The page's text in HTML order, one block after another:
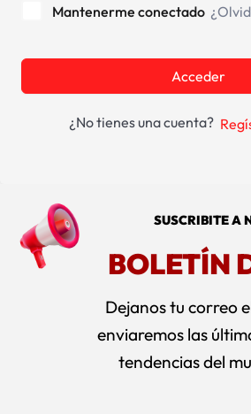
Alternative:
Mantenerme conectado
Acceder
¿No tienes una cuenta?
SUSCRIBITE A
BOLETÍN
Dejanos tu correo
enviaremos las
tendencias del